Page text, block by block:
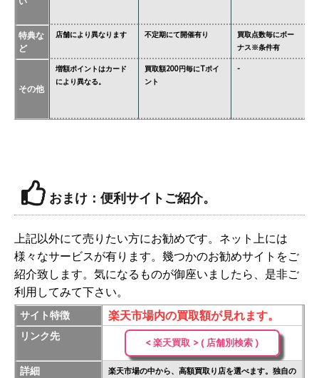
特典な
ど
店舗により異なります 不定期にて開催有り
買取点数毎にボー
ナス※条件有
その他
増額ポイントはカード
により異なる。
買取額200円毎にTポイ
ント
-
おまけ：便利サイトご紹介。
上記以外にて売りたい方にお勧めです。ネット上には
様々なサービスが有ります。幾つかのお勧めサイトをご
紹介致します。気になるものが御座いましたら、是非ご
利用してみて下さい。
サイト特徴 楽天市場内の買取額が見れます。
リンク先
< 楽天買取 > ( 店舗別検索 )
詳細
楽天市場の中から、高額買取り店を選べます。独自の